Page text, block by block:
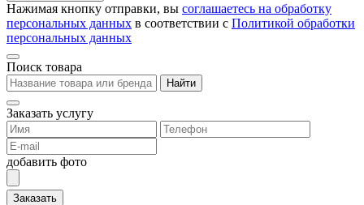
Нажимая кнопку отправки, вы соглашаетесь на обработку
персональных данных в соответствии с Политикой обработки
персональных данных
Поиск товара
Найти
Заказать услугу
добавить фото
Заказать